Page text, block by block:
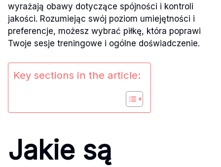
wyrażają obawy dotyczące spójności i kontroli
jakości. Rozumiejąc swój poziom umiejętności i
preferencje, możesz wybrać piłkę, która poprawi
Twoje sesje treningowe i ogólne doświadczenie.
Key sections in the article:
Jakie są